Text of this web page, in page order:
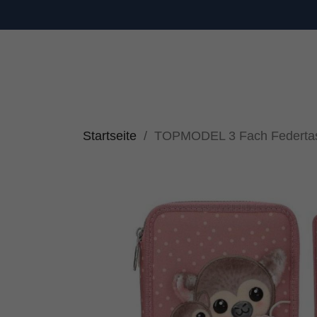
Startseite TOPMODEL 3 Fach